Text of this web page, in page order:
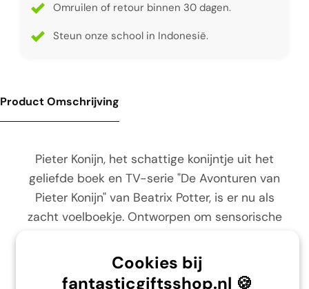
Cookies bij
fantasticgiftsshop.nl 🍪
Omruilen of retour binnen 30 dagen.
Steun onze school in Indonesië.
Product Omschrijving
Pieter Konijn, het schattige konijntje uit het
geliefde boek en TV-serie "De Avonturen van
Pieter Konijn" van Beatrix Potter, is er nu als
zacht voelboekje. Ontworpen om sensorische
vaardigheden te bevorderen, het gevoerde
stoffen boekje ontvouwt zich om een babyproof